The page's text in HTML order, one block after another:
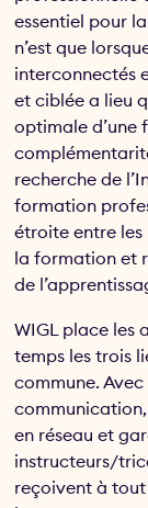
essentiel pour
n’est que
interconnectés
et ciblée a lieu
optimale d’une
recherche de
formation
étroite entre
la formation et
de
WIGL place les
temps les trois
commune.
en réseau et
instructeurs/
reçoivent à